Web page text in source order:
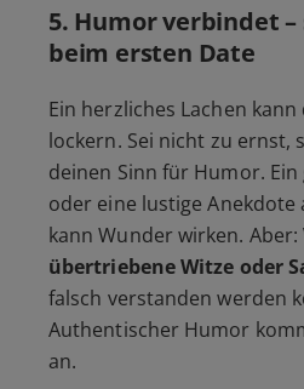
5. Humor verbindet
beim ersten Date
Ein herzliches Lachen
lockern. Sei nicht zu ernst,
deinen Sinn für Humor.
oder eine lustige Anekdote
kann Wunder wirken. Aber:
übertriebene Witze oder
falsch verstanden werden
Authentischer Humor
an.